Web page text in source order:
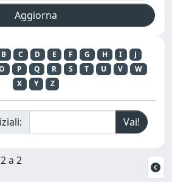
B C D E F G H I
J
P Q R S T U V
W
X
Y Z
a 2